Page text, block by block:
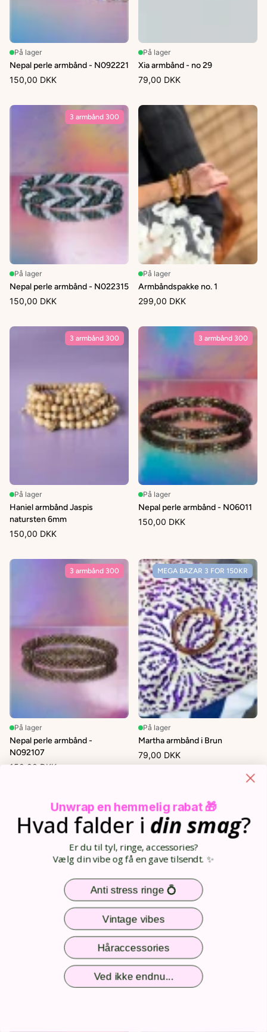
På lager
Nepal perle armbånd - N092221
150,00 DKK
På lager
Xia armbånd - no 29
79,00 DKK
3 armbånd 300
På lager
Nepal perle armbånd - N022315
150,00 DKK
På lager
Armbåndspakke no. 1
299,00 DKK
3 armbånd 300
På lager
Haniel armbånd Jaspis
natursten 6mm
150,00 DKK
3 armbånd 300
På lager
Nepal perle armbånd - N06011
150,00 DKK
3 armbånd 300
På lager
Nepal perle armbånd -
N092107
150,00 DKK
MEGA BAZAR 3 FOR 150KR
På lager
Martha armbånd i Brun
79,00 DKK
MEGA BAZAR 3 FOR 150KR
Maggie armbånd no 22
På lager
Lys armbånd - forsølvet med
hjerter
Unwrap en hemmelig rabat 🎁
Hvad falder i din smag?
Er du til tyl, ringe, accessories?
Vælg din vibe og få en gave tilsendt. ✨
Anti stress ringe 💍
Vintage vibes
Håraccessories
Ved ikke endnu...